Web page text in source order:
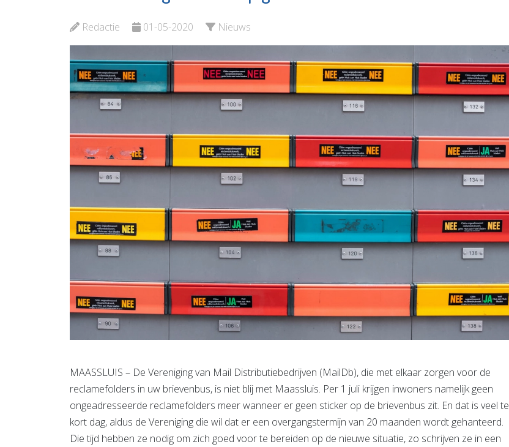
Redactie 01-05-2020 Nieuws
MAASSLUIS – De Vereniging van Mail Distributiebedrijven (MailDb), die met elkaar zorgen voor de
reclamefolders in uw brievenbus, is niet blij met Maassluis. Per 1 juli krijgen inwoners namelijk geen
ongeadresseerde reclamefolders meer wanneer er geen sticker op de brievenbus zit. En dat is veel te
kort dag, aldus de Vereniging die wil dat er een overgangstermijn van 20 maanden wordt gehanteerd.
Die tijd hebben ze nodig om zich goed voor te bereiden op de nieuwe situatie, zo schrijven ze in een
Bekijk de pagina
Vlaardingen
Bekijk de pagina